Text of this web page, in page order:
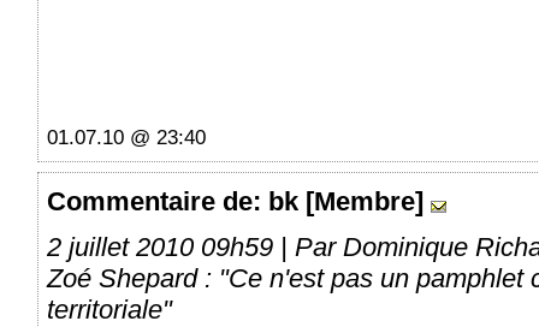
01.07.10 @ 23:40
Commentaire de: bk [Membre]
2 juillet 2010 09h59 | Par Dominique
Zoé Shepard : "Ce n'est pas un pamphlet
territoriale"